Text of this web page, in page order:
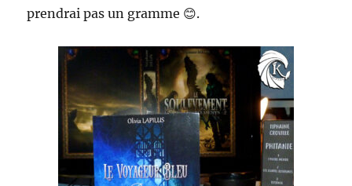
prendrai pas un gramme 😊.